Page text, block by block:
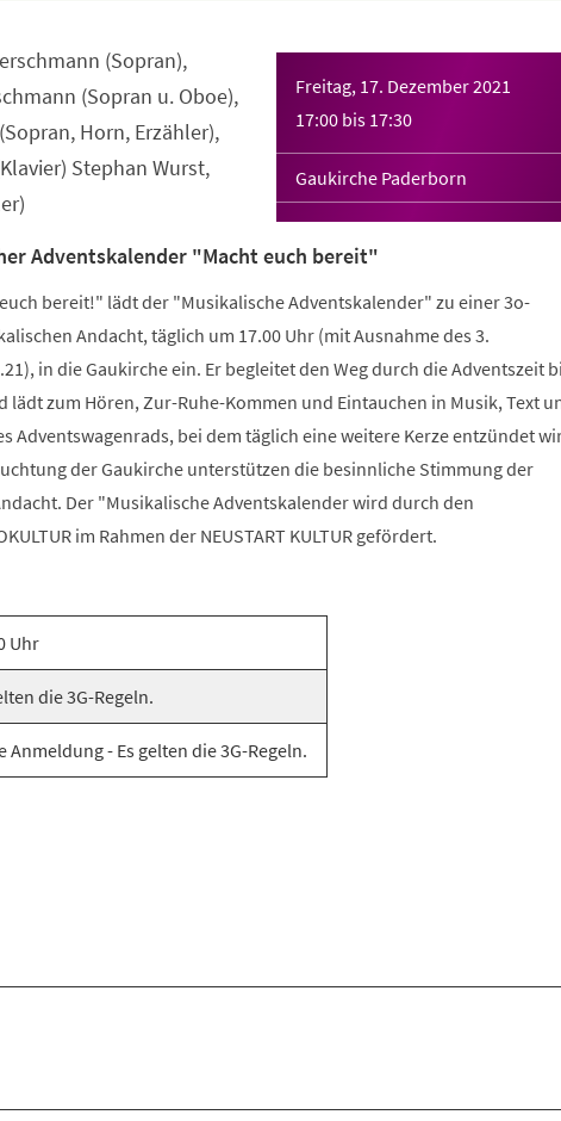
Freitag, 17. Dezember 2021
17:00 bis 17:30
Gaukirche Paderborn
(Sopran),
(Sopran u. Oboe),
Horn, Erzähler),
Stephan Wurst,
Adventskalender "Macht euch bereit"
bereit!" lädt der "Musikalische Adventskalender" zu einer 3o-
Andacht, täglich um 17.00 Uhr (mit Ausnahme des 3.
in die Gaukirche ein. Er begleitet den Weg durch die Adventszeit
lädt zum Hören, Zur-Ruhe-Kommen und Eintauchen in Musik, Text
Adventswagenrads, bei dem täglich eine weitere Kerze entzündet
der Gaukirche unterstützen die besinnliche Stimmung der
Der "Musikalische Adventskalender wird durch den
im Rahmen der NEUSTART KULTUR gefördert.
Uhr
die 3G-Regeln.
Anmeldung - Es gelten die 3G-Regeln.